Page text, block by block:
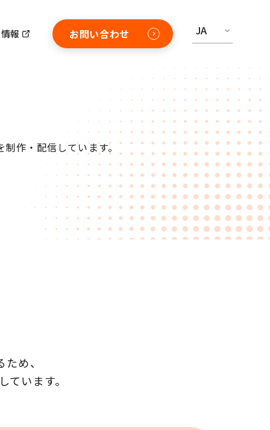
報 お問い合わせ JA
作・配信しています。
め、
います。